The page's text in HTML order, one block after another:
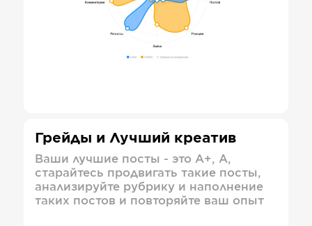
Грейды и Лучший креатив
Ваши лучшие посты - это А+, А,
старайтесь продвигать такие посты,
анализируйте рубрику и наполнение
таких постов и повторяйте ваш опыт